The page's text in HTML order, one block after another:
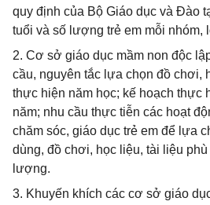
quy định của Bộ Giáo dục và Đào
tuổi và số lượng trẻ em mỗi nhóm,
2. Cơ sở giáo dục mầm non độc
cầu, nguyên tắc lựa chọn đồ chơi,
thực hiện năm học; kế hoạch thực
năm; nhu cầu thực tiễn các hoạt
chăm sóc, giáo dục trẻ em để lựa
dùng, đồ chơi, học liệu, tài liệu
lượng.
3. Khuyến khích các cơ sở giáo